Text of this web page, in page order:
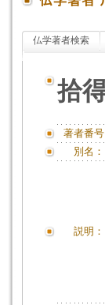
仏学著者検索
拾
著者番号
別名：
説明：